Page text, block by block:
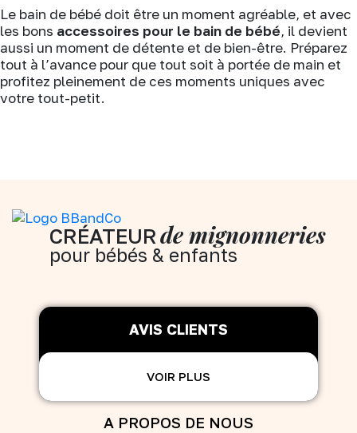
Le bain de bébé doit être un moment agréable, et avec
les bons accessoires pour le bain de bébé, il devient
aussi un moment de détente et de bien-être. Préparez
tout à l’avance pour que tout soit à portée de main et
profitez pleinement de ces moments uniques avec
votre tout-petit.
CRÉATEURde mignonneries
pour bébés & enfants
AVIS CLIENTS
VOIR PLUS
A PROPOS DE NOUS